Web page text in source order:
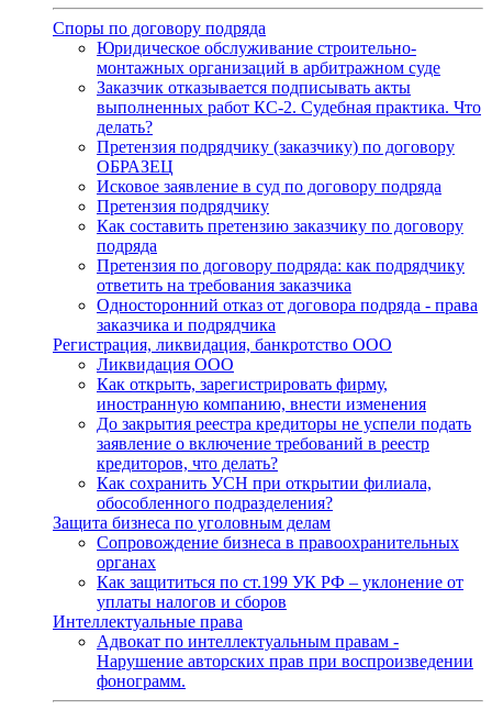
Споры по договору подряда
Юридическое обслуживание строительно-
монтажных организаций в арбитражном суде
Заказчик отказывается подписывать акты
выполненных работ КС-2. Судебная практика. Что
делать?
Претензия подрядчику (заказчику) по договору
ОБРАЗЕЦ
Исковое заявление в суд по договору подряда
Претензия подрядчику
Как составить претензию заказчику по договору
подряда
Претензия по договору подряда: как подрядчику
ответить на требования заказчика
Односторонний отказ от договора подряда - права
заказчика и подрядчика
Регистрация, ликвидация, банкротство ООО
Ликвидация ООО
Как открыть, зарегистрировать фирму,
иностранную компанию, внести изменения
До закрытия реестра кредиторы не успели подать
заявление о включение требований в реестр
кредиторов, что делать?
Как сохранить УСН при открытии филиала,
обособленного подразделения?
Защита бизнеса по уголовным делам
Сопровождение бизнеса в правоохранительных
органах
Как защититься по ст.199 УК РФ – уклонение от
уплаты налогов и сборов
Интеллектуальные права
Адвокат по интеллектуальным правам -
Нарушение авторских прав при воспроизведении
фонограмм.